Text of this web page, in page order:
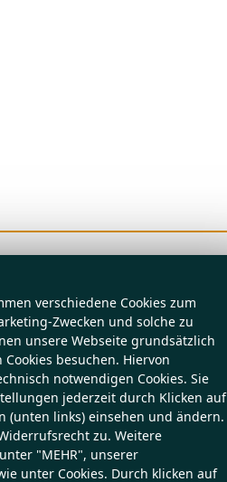
verschiedene Cookies zum
Zwecken und solche zu
unsere Webseite grundsätzlich
besuchen. Hiervon
notwendigen Cookies. Sie
jederzeit durch Klicken auf
(unten links) einsehen und ändern.
zu. Weitere
"MEHR", unserer
unter Cookies. Durch klicken auf